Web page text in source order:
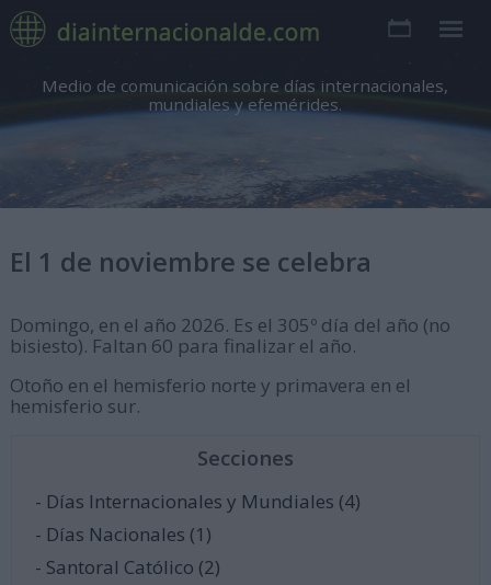
Medio de comunicación sobre días internacionales,
mundiales y efemérides.
El 1 de noviembre se celebra
Domingo, en el año 2026. Es el 305º día del año (no
bisiesto). Faltan 60 para finalizar el año.
Otoño en el hemisferio norte y primavera en el
hemisferio sur.
Secciones
- Días Internacionales y Mundiales (4)
- Días Nacionales (1)
- Santoral Católico (2)